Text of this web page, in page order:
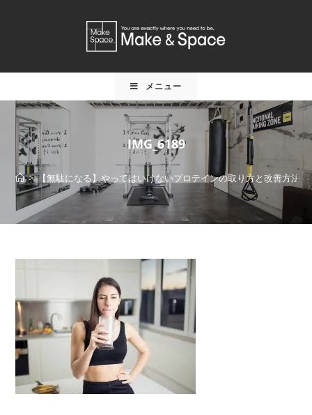
メニュー
IMG_6189
> 【無駄になる】やってはいけないプロテインの取り方と改善方法 >